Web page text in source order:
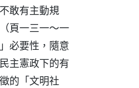
敢有主動規
頁一三一～一
必要性，隨意
主憲政下的有
的「文明社